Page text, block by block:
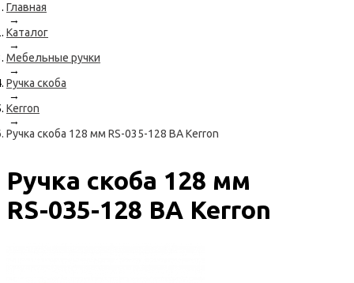
Главная
→
Каталог
→
Мебельные ручки
→
Ручка скоба
→
Kerron
→
Ручка скоба 128 мм RS-035-128 BA Kerron
Ручка скоба 128 мм
RS-035-128 BA Kerron